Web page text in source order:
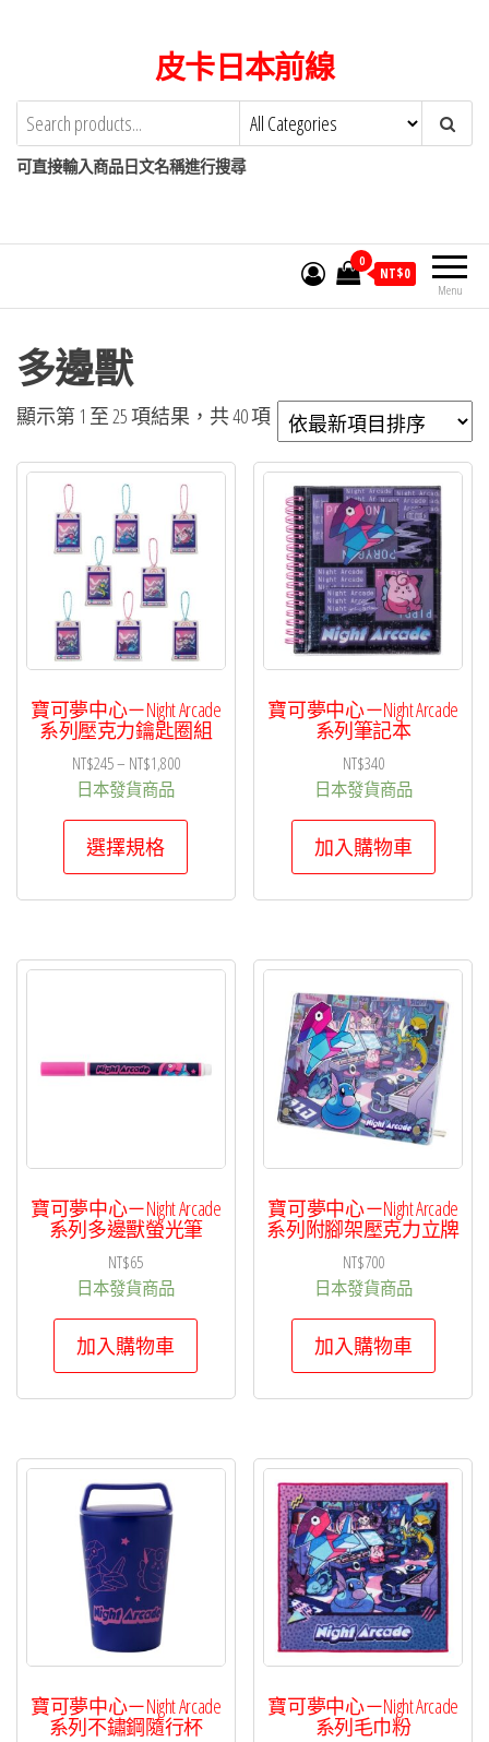
content
皮卡日本前線
可直接輸入商品日文名稱進行搜尋
Menu
0
NT$0
多邊獸
顯示第 1 至 25 項結果，共 40 項依
最
新
項
目
排
序
寶可夢中心－Night Arcade
系列壓克力鑰匙圈組
NT$245– NT$1,800價
範
NT$245
到
日本發貨商品
選擇規格
此
可
品
面
選
寶可夢中心－Night Arcade
系列筆記本
NT$340
日本發貨商品
加入購物車
寶可夢中心－Night Arcade
系列多邊獸螢光筆
NT$65
日本發貨商品
加入購物車
寶可夢中心－Night Arcade
系列附腳架壓克力立牌
NT$700
日本發貨商品
加入購物車
寶可夢中心－Night Arcade
系列不鏽鋼隨行杯
寶可夢中心－Night Arcade
系列毛巾粉